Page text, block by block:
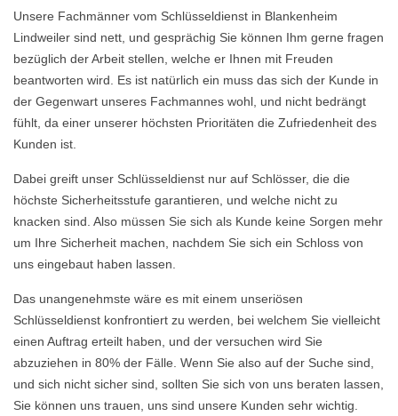
Unsere Fachmänner vom Schlüsseldienst in Blankenheim
Lindweiler sind nett, und gesprächig Sie können Ihm gerne fragen
bezüglich der Arbeit stellen, welche er Ihnen mit Freuden
beantworten wird. Es ist natürlich ein muss das sich der Kunde in
der Gegenwart unseres Fachmannes wohl, und nicht bedrängt
fühlt, da einer unserer höchsten Prioritäten die Zufriedenheit des
Kunden ist.
Dabei greift unser Schlüsseldienst nur auf Schlösser, die die
höchste Sicherheitsstufe garantieren, und welche nicht zu
knacken sind. Also müssen Sie sich als Kunde keine Sorgen mehr
um Ihre Sicherheit machen, nachdem Sie sich ein Schloss von
uns eingebaut haben lassen.
Das unangenehmste wäre es mit einem unseriösen
Schlüsseldienst konfrontiert zu werden, bei welchem Sie vielleicht
einen Auftrag erteilt haben, und der versuchen wird Sie
abzuziehen in 80% der Fälle. Wenn Sie also auf der Suche sind,
und sich nicht sicher sind, sollten Sie sich von uns beraten lassen,
Sie können uns trauen, uns sind unsere Kunden sehr wichtig.